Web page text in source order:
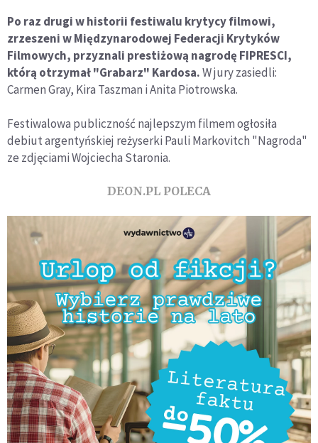
Po raz drugi w historii festiwalu krytycy filmowi,
zrzeszeni w Międzynarodowej Federacji Krytyków
Filmowych, przyznali prestiżową nagrodę FIPRESCI,
którą otrzymał "Grabarz" Kardosa.W jury zasiedli:
Carmen Gray, Kira Taszman i Anita Piotrowska.
Festiwalowa publiczność najlepszym filmem ogłosiła
debiut argentyńskiej reżyserki Pauli Markovitch "Nagroda"
ze zdjęciami Wojciecha Staronia.
DEON.PL POLECA